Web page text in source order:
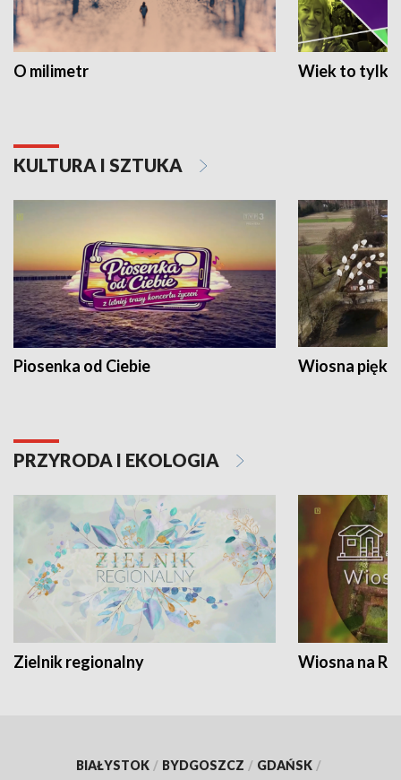
O milimetr Wiek to tylko
KULTURA I SZTUKA
Piosenka od Ciebie Wiosna
PRZYRODA I EKOLOGIA
Zielnik regionalny Wiosna na
BIAŁYSTOK / BYDGOSZCZ / GDAŃSK /